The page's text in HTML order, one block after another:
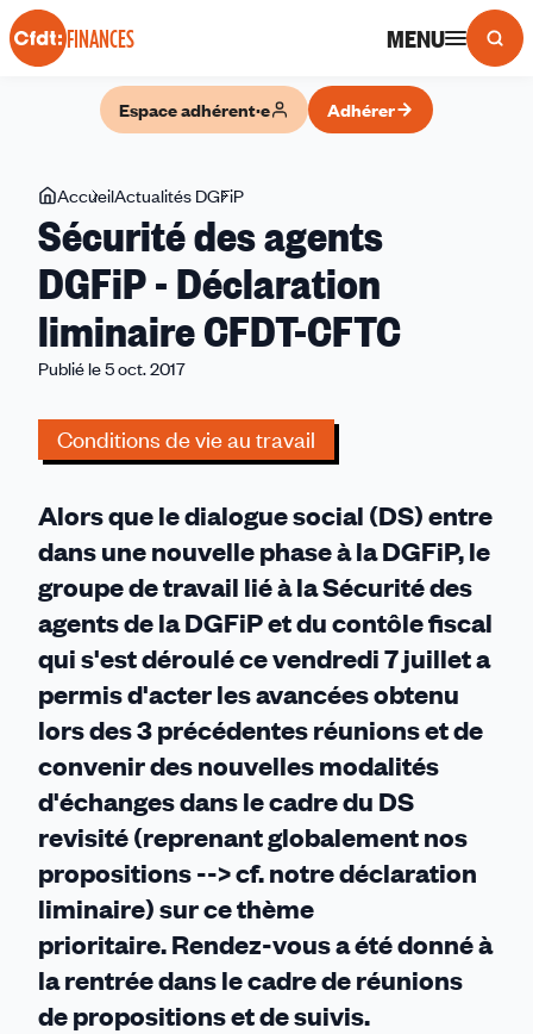
Panneau de gestion des cookies
FINANCES MENU
Espace adhérent·e Adhérer
Vous
êtes
ici
AccueilActualités DGFiP
des
agents
DGFiP
-
Déclaration
CFTC
Sécurité des agents
DGFiP - Déclaration
liminaire CFDT-CFTC
Publié le 5 oct. 2017
Conditions de vie au travail
Alors que le dialogue social (DS) entre
dans une nouvelle phase à la DGFiP, le
groupe de travail lié à la Sécurité des
agents de la DGFiP et du contôle fiscal
qui s'est déroulé ce vendredi 7 juillet a
permis d'acter les avancées obtenu
lors des 3 précédentes réunions et de
convenir des nouvelles modalités
d'échanges dans le cadre du DS
revisité (reprenant globalement nos
propositions --> cf. notre déclaration
liminaire) sur ce thème
prioritaire. Rendez-vous a été donné à
la rentrée dans le cadre de réunions
de propositions et de suivis.